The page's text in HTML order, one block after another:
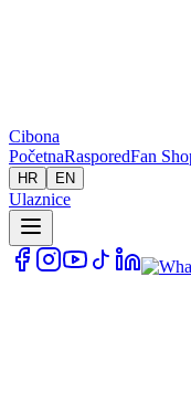
Cibona
PočetnaRasporedFan
HR EN
Ulaznice